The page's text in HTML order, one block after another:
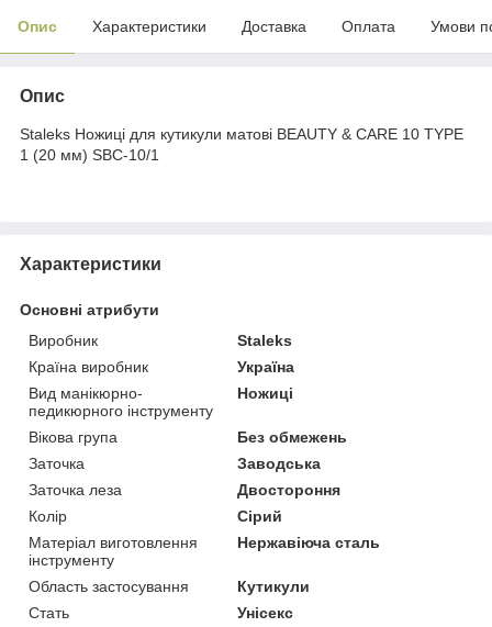
Опис Характеристики Доставка Оплата Умови
Опис
Staleks Ножиці для кутикули матові BEAUTY & CARE 10 TYPE
1 (20 мм) SBC-10/1
Характеристики
Основні атрибути
Виробник
Staleks
Країна виробник
Україна
Вид манікюрно-
педикюрного інструменту
Ножиці
Вікова група
Без обмежень
Заточка
Заводська
Заточка леза
Двостороння
Колір
Сірий
Матеріал виготовлення
інструменту
Нержавіюча сталь
Область застосування
Кутикули
Стать
Унісекс